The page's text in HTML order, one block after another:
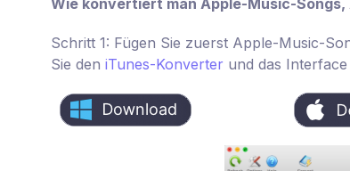
Schritt 1: Fügen Sie zuerst Apple-Music-
Sie den iTunes-Konverter und das